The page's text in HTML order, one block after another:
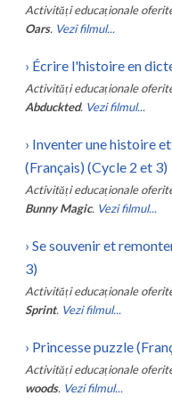
Activități educaționale
Oars. Vezi filmul...
› Écrire l'histoire en
Activități educaționale
Abduckted. Vezi filmul...
› Inventer une histoire
(Français) (Cycle 2 et 3)
Activități educaționale
Bunny Magic. Vezi filmul...
› Se souvenir et
3)
Activități educaționale
Sprint. Vezi filmul...
› Princesse puzzle
Activități educaționale
woods. Vezi filmul...